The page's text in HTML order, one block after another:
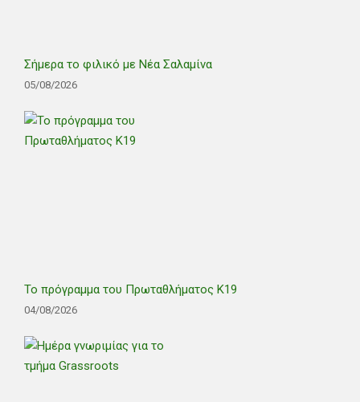
Σήμερα το φιλικό με Νέα Σαλαμίνα
05/08/2026
Το πρόγραμμα του Πρωταθλήματος Κ19
04/08/2026